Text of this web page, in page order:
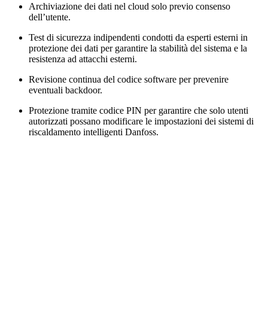
Archiviazione dei dati nel cloud solo previo consenso
dell’utente.
Test di sicurezza indipendenti condotti da esperti esterni in
protezione dei dati per garantire la stabilità del sistema e la
resistenza ad attacchi esterni.
Revisione continua del codice software per prevenire
eventuali backdoor.
Protezione tramite codice PIN per garantire che solo utenti
autorizzati possano modificare le impostazioni dei sistemi di
riscaldamento intelligenti Danfoss.